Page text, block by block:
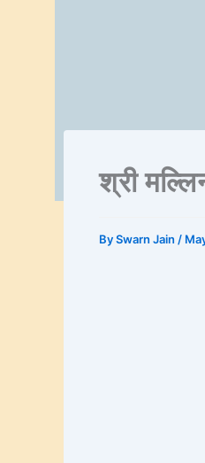
श्री
BySwarn Jain /